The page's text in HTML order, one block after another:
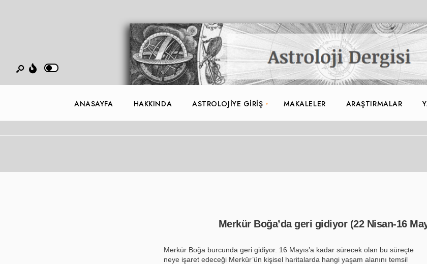
ANASAYFA HAKKINDA ASTROLOJIYE GIRIŞ MAKALELER ARAŞTIRMALAR
Merkür Boğa’da geri gidiyor (22 Nisan-16
Merkür Boğa burcunda geri gidiyor. 16 Mayıs’a kadar sürecek olan bu süreçte
neye işaret edeceği Merkür’ün kişisel haritalarda hangi yaşam alanını temsil